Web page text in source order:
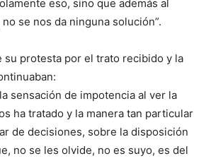
eso, sino que además al
se nos da ninguna solución”.
su protesta por el trato recibido y la
sensación de impotencia al ver la
ha tratado y la manera tan particular
de decisiones, sobre la disposición
no se les olvide, no es suyo, es del